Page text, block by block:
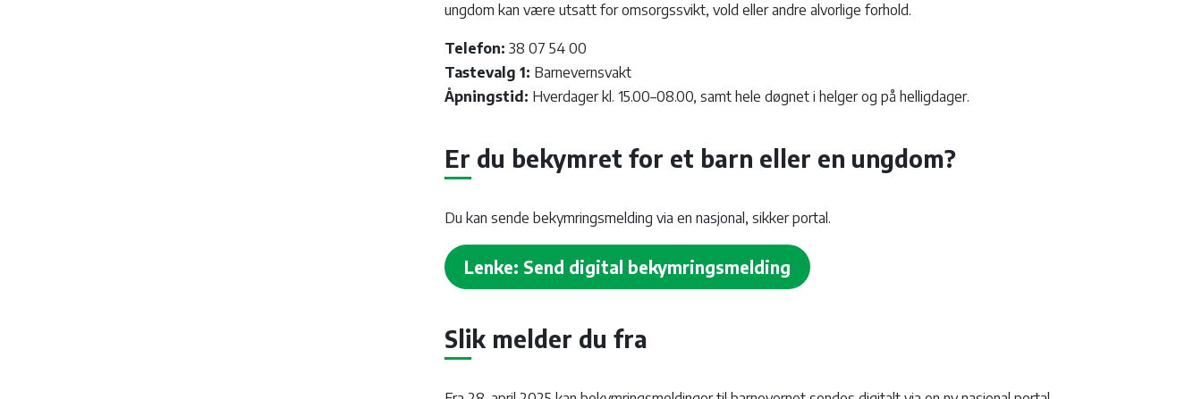
ungdom kan være utsatt for omsorgssvikt, vold eller andre alvorlige forhold.
Telefon: 38 07 54 00
Tastevalg 1: Barnevernsvakt
Åpningstid: Hverdager kl. 15.00–08.00, samt hele døgnet i helger og på helligdager.
Er du bekymret for et barn eller en ungdom?
Du kan sende bekymringsmelding via en nasjonal, sikker portal.
Lenke: Send digital bekymringsmelding
Slik melder du fra